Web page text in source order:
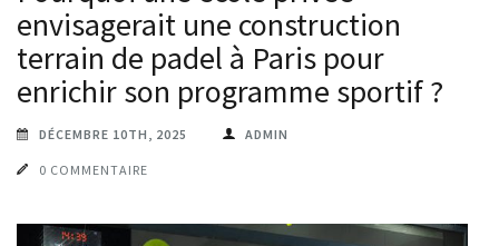
envisagerait une construction
terrain de padel à Paris pour
enrichir son programme sportif ?
DÉCEMBRE 10TH, 2025 ADMIN
0 COMMENTAIRE